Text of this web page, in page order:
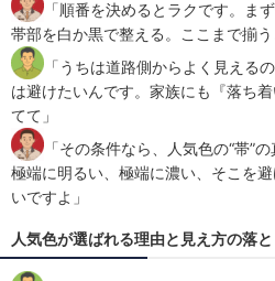
「順番を決めるとラクです。ま
帯部を白か黒で整える。ここまで揃
「うちは道路側からよく見える
は避けたいんです。家族にも『落ち
てて」
「その条件なら、人気色の“帯”
極端に明るい、極端に濃い、そこを
いですよ」
人気色が選ばれる理由と見え方の落